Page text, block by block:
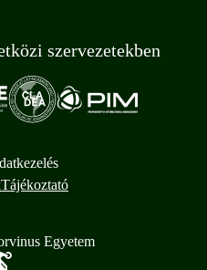
szervezetekben
Tájékoztató
Egyetem